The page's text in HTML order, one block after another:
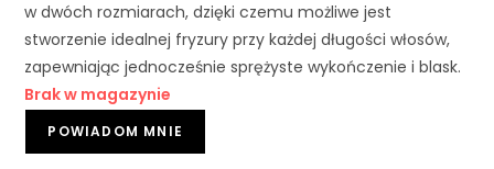
w dwóch rozmiarach, dzięki czemu możliwe jest
stworzenie idealnej fryzury przy każdej długości włosów,
zapewniając jednocześnie sprężyste wykończenie i blask.
Brak w magazynie